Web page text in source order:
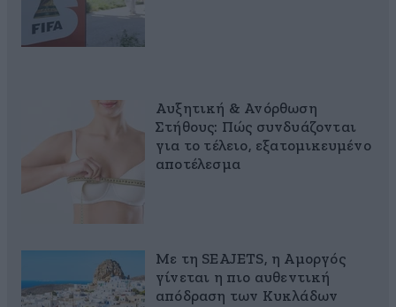
Αυξητική & Ανόρθωση
Στήθους: Πώς συνδυάζονται
για το τέλειο, εξατομικευμένο
αποτέλεσμα
Με τη SEAJETS, η Αμοργός
γίνεται η πιο αυθεντική
απόδραση των Κυκλάδων